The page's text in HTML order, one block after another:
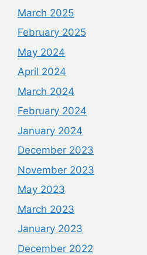
March 2025
February 2025
May 2024
April 2024
March 2024
February 2024
January 2024
December 2023
November 2023
May 2023
March 2023
January 2023
December 2022